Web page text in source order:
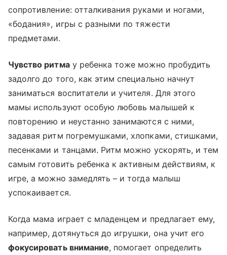
сопротивление: отталкивания руками и ногами,
«бодания», игры с разными по тяжести
предметами.
Чувство ритмау ребенка тоже можно пробудить
задолго до того, как этим специально начнут
заниматься воспитатели и учителя. Для этого
мамы используют особую любовь малышей к
повторению и неустанно занимаются с ними,
задавая ритм погремушками, хлопками, стишками,
песенками и танцами. Ритм можно ускорять, и тем
самым готовить ребенка к активным действиям, к
игре, а можно замедлять – и тогда малыш
успокаивается.
Когда мама играет с младенцем и предлагает ему,
например, дотянуться до игрушки, она учит его
фокусировать внимание, помогает определить